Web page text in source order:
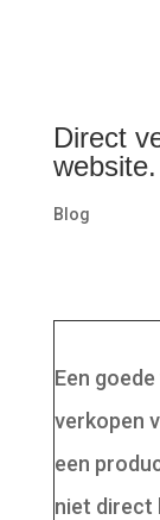
Direct
Blog
Een
verkopen
een
niet direct